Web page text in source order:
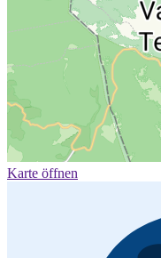
Karte öffnen